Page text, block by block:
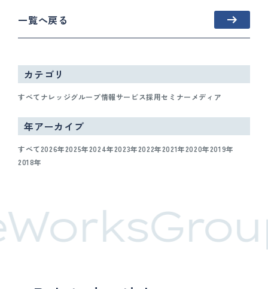
一覧へ戻る
カテゴリ
すべてナレッジグループ情報サービス採用セミナー メディア
年アーカイブ
すべて2026年2025年2024年2023年2022年2021年2020年2019年
2018年